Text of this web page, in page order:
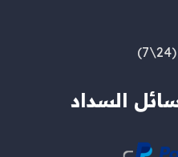
السداد